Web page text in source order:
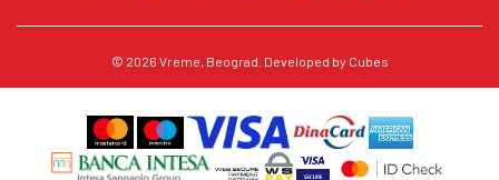
© 2026 Vreme, Beograd. Developed by Cubes